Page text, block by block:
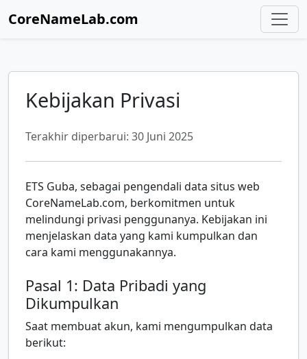
CoreNameLab.com
Kebijakan Privasi
Terakhir diperbarui: 30 Juni 2025
ETS Guba, sebagai pengendali data situs web
CoreNameLab.com, berkomitmen untuk
melindungi privasi penggunanya. Kebijakan ini
menjelaskan data yang kami kumpulkan dan
cara kami menggunakannya.
Pasal 1: Data Pribadi yang
Dikumpulkan
Saat membuat akun, kami mengumpulkan data
berikut: